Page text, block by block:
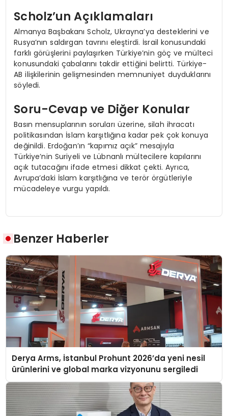
Scholz’un Açıklamaları
Almanya Başbakanı Scholz, Ukrayna’ya desteklerini ve
Rusya’nın saldırgan tavrını eleştirdi. İsrail konusundaki
farklı görüşlerini paylaşırken Türkiye’nin göç ve mülteci
konusundaki çabalarını takdir ettiğini belirtti. Türkiye-
AB ilişkilerinin gelişmesinden memnuniyet duyduklarını
söyledi.
Soru-Cevap ve Diğer Konular
Basın mensuplarının soruları üzerine, silah ihracatı
politikasından İslam karşıtlığına kadar pek çok konuya
değinildi. Erdoğan’ın “kapımız açık” mesajıyla
Türkiye’nin Suriyeli ve Lübnanlı mültecilere kapılarını
açık tutacağını ifade etmesi dikkat çekti. Ayrıca,
Avrupa’daki İslam karşıtlığına ve terör örgütleriyle
mücadeleye vurgu yapıldı.
Benzer Haberler
Derya Arms, İstanbul Prohunt 2026’da yeni nesil
ürünlerini ve global marka vizyonunu sergiledi